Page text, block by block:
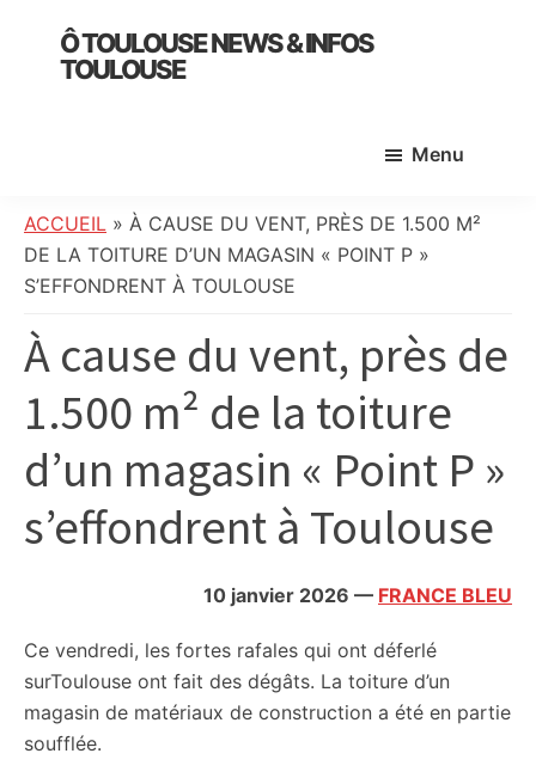
primary
Ô TOULOUSE NEWS & INFOS
TOULOUSE
:
info
locale,
culture,
politique,
météo,
divers
initiatives
Menu
ACCUEIL » À CAUSE DU VENT, PRÈS DE 1.500 M²
DE LA TOITURE D’UN MAGASIN « POINT P »
S’EFFONDRENT À TOULOUSE
À cause du vent, près de
1.500 m² de la toiture
d’un magasin « Point P »
s’effondrent à Toulouse
10 janvier 2026 — FRANCE BLEU
Ce vendredi, les fortes rafales qui ont déferlé
surToulouse ont fait des dégâts. La toiture d’un
magasin de matériaux de construction a été en partie
soufflée.